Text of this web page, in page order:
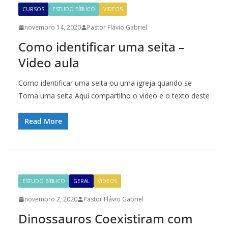
CURSOS ESTUDO BÍBLICO VIDEOS
novembro 14, 2020 Pastor Flávio Gabriel
Como identificar uma seita –
Video aula
Como identificar uma seita ou uma igreja quando se
Torna uma seita Aqui compartilho o video e o texto deste
Read More
ESTUDO BÍBLICO GERAL VIDEOS
novembro 2, 2020 Pastor Flávio Gabriel
Dinossauros Coexistiram com